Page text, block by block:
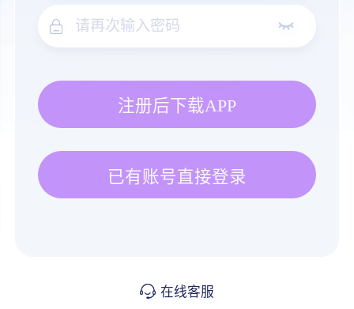
注册后下载APP
已有账号直接登录
在线客服